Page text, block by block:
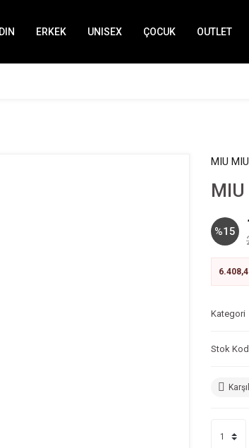
ERKEK UNISEX ÇOCUK OUTLET
MIU MIU
%15
Kategori
Stok